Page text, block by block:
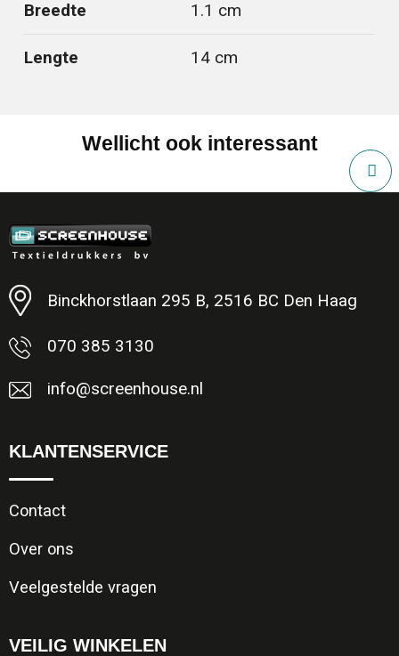
Breedte 1.1 cm
Lengte 14 cm
Wellicht ook interessant
Binckhorstlaan 295 B, 2516 BC Den Haag
070 385 3130
info@screenhouse.nl
KLANTENSERVICE
Contact
Over ons
Veelgestelde vragen
VEILIG WINKELEN